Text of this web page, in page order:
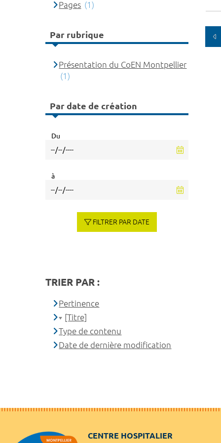
Pages (1)
Par rubrique
Présentation du CoEN Montpellier
(1)
Par date de création
Du
à
FILTRER PAR DATE
TRIER PAR :
Pertinence
[Titre]
Type de contenu
Date de dernière modification
CENTRE HOSPITALIER